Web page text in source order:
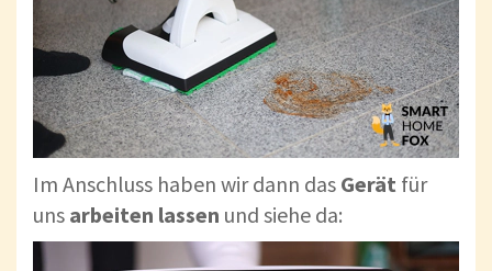
Im Anschluss haben wir dann das Gerät für
uns arbeiten lassen und siehe da: